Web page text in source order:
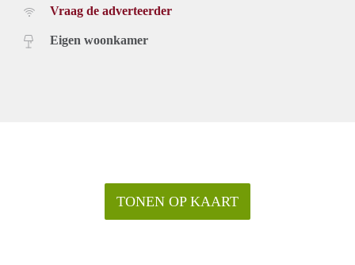
Vraag de adverteerder
Eigen woonkamer
TONEN OP KAART